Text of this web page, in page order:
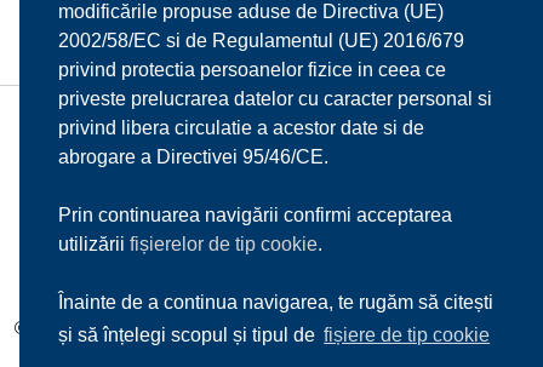
modificările propuse aduse de Directiva (UE)
2002/58/EC si de Regulamentul (UE) 2016/679
privind protectia persoanelor fizice in ceea ce
priveste prelucrarea datelor cu caracter personal si
privind libera circulatie a acestor date si de
abrogare a Directivei 95/46/CE.
Prin continuarea navigării confirmi acceptarea
utilizării fișierelor de tip cookie.
Înainte de a continua navigarea, te rugăm să citești
și să înțelegi scopul și tipul de fișiere de tip cookie
HOME DESPRE NOI MENIU
REZERVARI CONTACT
© 2017 Il Mulino d'Oro s.r.l.| Toate drepturile rezervate |Sitemap